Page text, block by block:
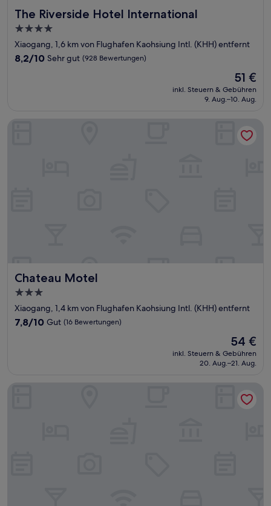
The Riverside Hotel International
The Riverside Hotel International
4.0-
Sterne-
Unterkunft
Xiaogang, 1,6 km von Flughafen Kaohsiung Intl. (KHH) entfernt
8.2
Bewertungen)
8,2/10 Sehr gut (928 Bewertungen)
Der
Preis
beträgt
51 €
inkl. Steuern & Gebühren
9. Aug.–10. Aug.
Chateau Motel
Chateau Motel
3.0-
Sterne-
Unterkunft
Xiaogang, 1,4 km von Flughafen Kaohsiung Intl. (KHH) entfernt
7.8
7,8/10 Gut (16 Bewertungen)
Der
Preis
beträgt
54 €
inkl. Steuern & Gebühren
20. Aug.–21. Aug.
Royal Group Motel Feng Shan Branch